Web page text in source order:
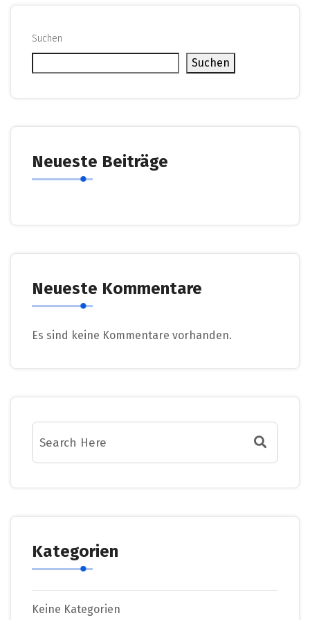
Suchen
Suchen
Neueste Beiträge
Neueste Kommentare
Es sind keine Kommentare vorhanden.
Kategorien
Keine Kategorien